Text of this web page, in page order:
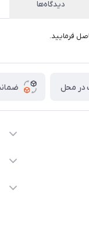
دیدگاه‌ها
فرمایید.
در محل